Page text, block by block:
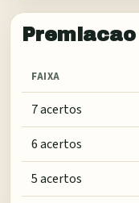
FAIXA
7 acertos
6 acertos
5 acertos